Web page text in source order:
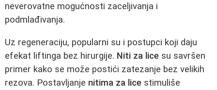
neverovatne mogućnosti zaceljivanja i
podmlađivanja.
Uz regeneraciju, popularni su i postupci koji daju
efekat liftinga bez hirurgije. Niti za lice su savršen
primer kako se može postići zatezanje bez velikih
rezova. Postavljanje nitima za lice stimuliše